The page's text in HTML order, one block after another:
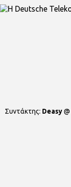
Συντάκτης: Deasy@